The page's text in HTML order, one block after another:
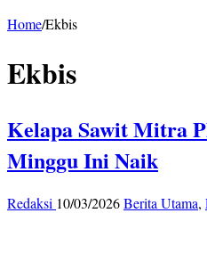
Home/Ekbis
Ekbis
Kelapa Sawit Mitra
Minggu Ini Naik
Redaksi 10/03/2026Berita Utama,